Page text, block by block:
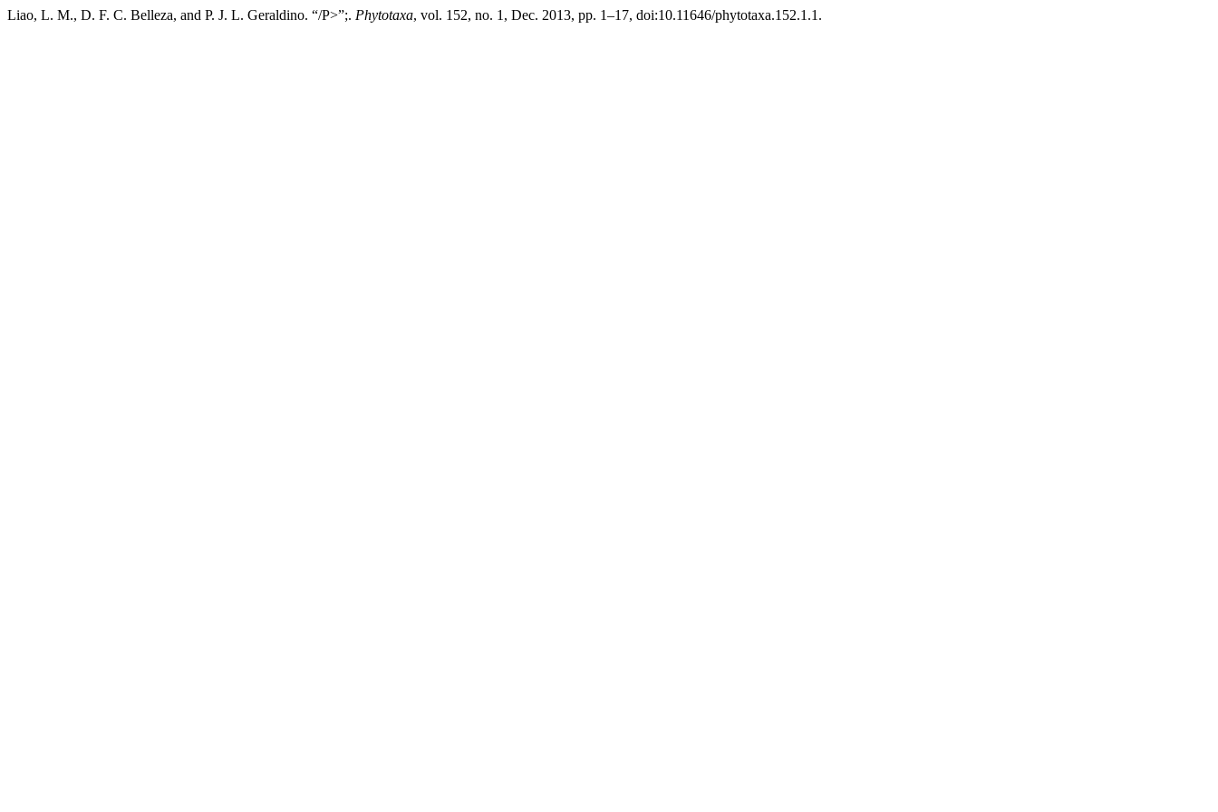
Liao, L. M., D. F. C. Belleza, and P. J. L. Geraldino. “/P>”;. Phytotaxa, vol. 152, no. 1, Dec. 2013, pp. 1–17, doi:10.11646/phytotaxa.152.1.1.